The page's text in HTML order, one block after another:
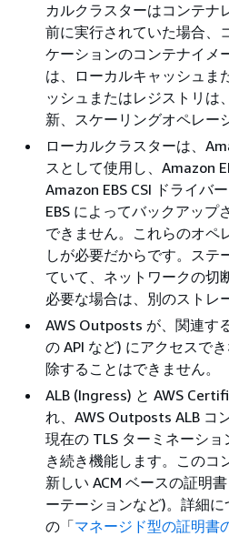
カルクラスターはコンテナ
前に実行されていた場合、
ケーションのコンテナイメ
は、ローカルキャッシュま
ッシュまたはレジストリは
新、スケーリングオペレー
ローカルクラスターは、
スとして使用し、Amazon
Amazon EBS CSI ドライバ
EBS によってバックアッ
できません。これらのオペ
しが必要だからです。ステ
ていて、ネットワークの切
必要な場合は、別のストレ
AWS Outposts が、関連す
の API など) にアクセスで
除することはできません。
ALB (Ingress) と AWS
れ、AWS Outposts ALB コ
現在の TLS ターミネーシ
き続き機能します。このコ
新しい ACM ベースの証明
ーテーションなど)。詳細
の「マネージド型の証明書